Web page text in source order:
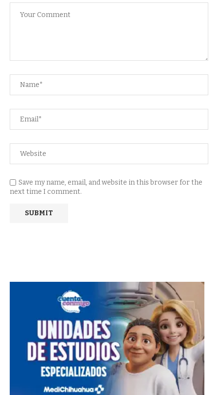
Save my name, email, and website in this browser for the
next time I comment.